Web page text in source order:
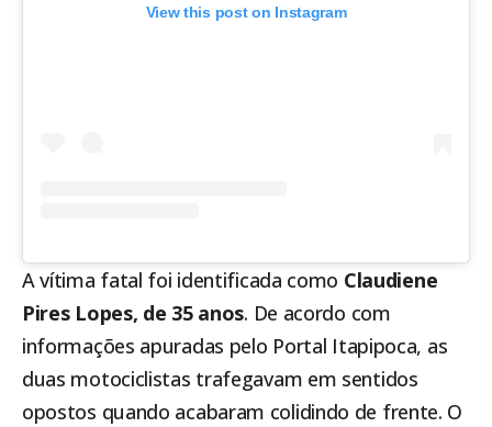
View this post on Instagram
A vítima fatal foi identificada como Claudiene
Pires Lopes, de 35 anos. De acordo com
informações apuradas pelo Portal Itapipoca, as
duas motociclistas trafegavam em sentidos
opostos quando acabaram colidindo de frente. O